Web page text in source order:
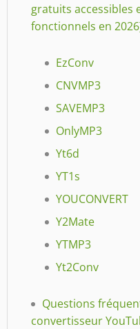
gratuits accessibles
fonctionnels en
EzConv
CNVMP3
SAVEMP3
OnlyMP3
Yt6d
YT1s
YOUCONVERT
Y2Mate
YTMP3
Yt2Conv
Questions
convertisseur